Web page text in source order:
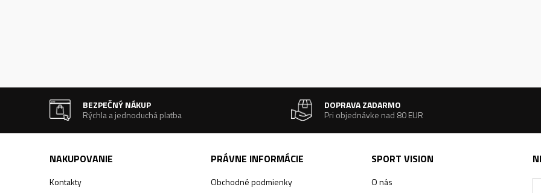
BEZPEČNÝ NÁKUP
Rýchla a jednoduchá platba
DOPRAVA ZADARMO
Pri objednávke nad 80 EUR
NAKUPOVANIE
Kontakty
PRÁVNE INFORMÁCIE
Obchodné podmienky
SPORT VISION
O nás